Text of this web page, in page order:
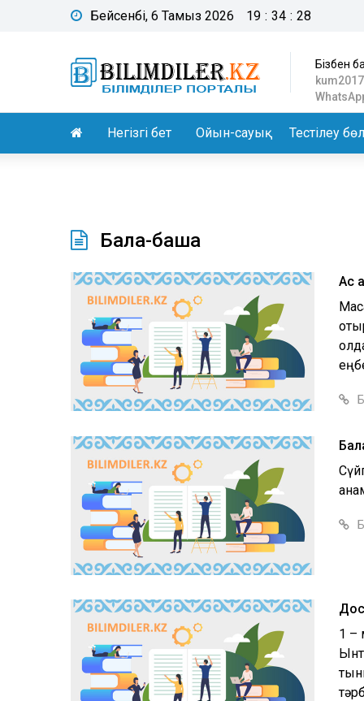
Бейсенбі, 6 Тамыз 2026 19 : 34 : 29
Бізбен
Негізгі бет Ойын-сауық Тестілеу
Бала-бақша
Ас
1 –